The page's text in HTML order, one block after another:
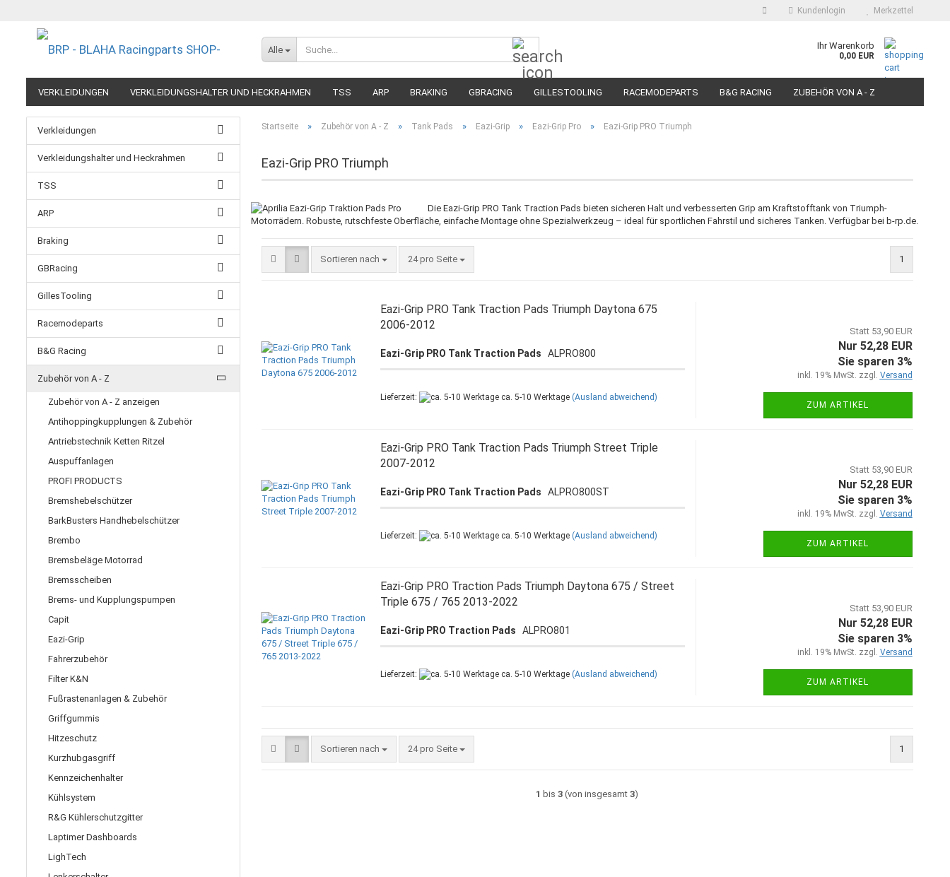
Kundenlogin
Passwort
Konto erstellen
Passwort vergessen?
Merkzettel
Alle Ihr Warenkorb
0,00 EUR
VERKLEIDUNGEN VERKLEIDUNGSHALTER UND HECKRAHMEN TSS ARP BRAKING GBRACING GILLESTOOLING RACEMODEPARTS B&G RACING ZUBEHÖR VON A - Z
EXTREME COMPONENTS FELGEN IM MOTORRADRENNSPORT MEGA SALE RENNREIFEN FÜR MOTORRÄDER STRASSENREIFEN FÜR MOTORRÄDER
Startseite » Zubehör von A - Z » Tank Pads » Eazi-Grip » Eazi-Grip Pro » Eazi-Grip PRO Triumph
Eazi-Grip PRO Triumph
Die Eazi-Grip PRO Tank Traction Pads bieten sicheren Halt und verbesserten Grip am Kraftstofftank von Triumph-
Motorrädern. Robuste, rutschfeste Oberfläche, einfache Montage ohne Spezialwerkzeug – ideal für sportlichen Fahrstil und sicheres Tanken. Verfügbar bei b-rp.de.
Sortieren nach
Sortieren nach 24 pro Seite
pro Seite 1
Eazi-Grip PRO Tank Traction Pads Triumph Daytona 675
2006-2012
Eazi-Grip PRO Tank Traction Pads ALPRO800
Lieferzeit: ca. 5-10 Werktage (Ausland abweichend)
Statt 53,90 EUR
Nur 52,28 EUR
Sie sparen 3%
inkl. 19% MwSt. zzgl. Versand
ZUM ARTIKEL
Eazi-Grip PRO Tank Traction Pads Triumph Street Triple
2007-2012
Eazi-Grip PRO Tank Traction Pads ALPRO800ST
Lieferzeit: ca. 5-10 Werktage (Ausland abweichend)
Statt 53,90 EUR
Nur 52,28 EUR
Sie sparen 3%
inkl. 19% MwSt. zzgl. Versand
ZUM ARTIKEL
Eazi-Grip PRO Traction Pads Triumph Daytona 675 / Street
Triple 675 / 765 2013-2022
Eazi-Grip PRO Traction Pads ALPRO801
Lieferzeit: ca. 5-10 Werktage (Ausland abweichend)
Statt 53,90 EUR
Nur 52,28 EUR
Sie sparen 3%
inkl. 19% MwSt. zzgl. Versand
ZUM ARTIKEL
Sortieren nach
Sortieren nach 24 pro Seite
pro Seite 1
1 bis3 (von insgesamt3)
Verkleidungen
Verkleidungshalter und Heckrahmen
TSS
ARP
Braking
GBRacing
GillesTooling
Racemodeparts
B&G Racing
Zubehör von A - Z
Zubehör von A - Z anzeigen
Antihoppingkupplungen & Zubehör
Antriebstechnik Ketten Ritzel
Auspuffanlagen
PROFI PRODUCTS
Bremshebelschützer
BarkBusters Handhebelschützer
Brembo
Bremsbeläge Motorrad
Bremsscheiben
Brems- und Kupplungspumpen
Capit
Eazi-Grip
Fahrerzubehör
Filter K&N
Fußrastenanlagen & Zubehör
Griffgummis
Hitzeschutz
Kurzhubgasgriff
Kennzeichenhalter
Kühlsystem
R&G Kühlerschutzgitter
Laptimer Dashboards
LighTech